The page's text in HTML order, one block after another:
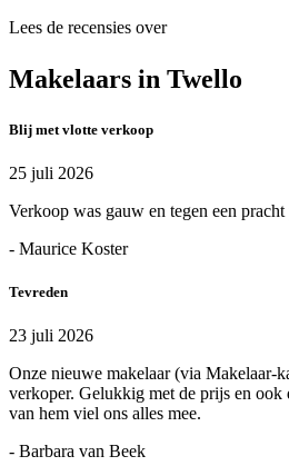
Lees de recensies over
Makelaars in Twello
Blij met vlotte verkoop
25 juli 2026
Verkoop was gauw en tegen een pracht
- Maurice Koster
Tevreden
23 juli 2026
Onze nieuwe makelaar (via Makelaar-
verkoper. Gelukkig met de prijs en ook
van hem viel ons alles mee.
- Barbara van Beek